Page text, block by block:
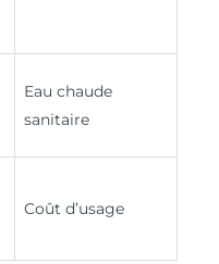
Eau chaude
sanitaire
Coût d’usage